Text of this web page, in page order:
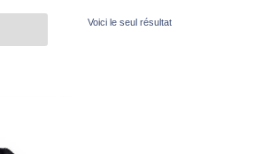
Voici le seul résultat